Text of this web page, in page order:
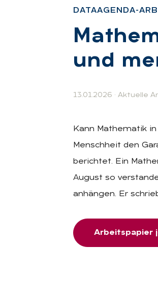
DATAAGEN­DA-
:
und
13.01.2026 · Aktuelle
Kann Mathematik
Menschheit den
berichtet. Ein
August so
anhängen. Er
Arbeitspapier